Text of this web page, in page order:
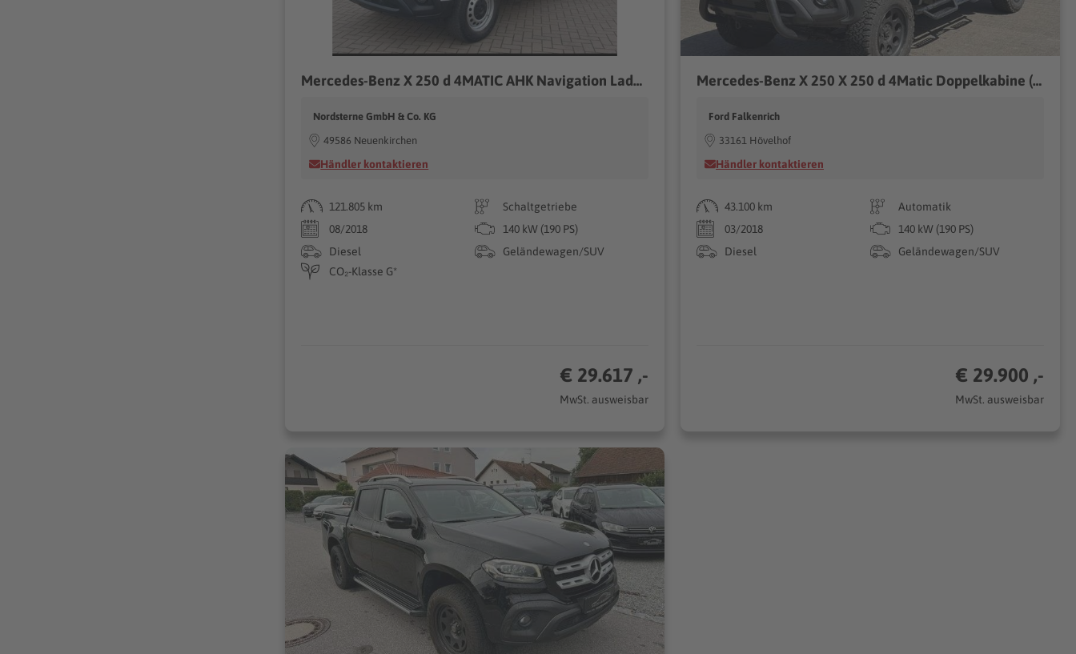
Mercedes-Benz X 250 d 4MATIC AHK Navigation Laderollo
Nordsterne GmbH & Co. KG
49586 Neuenkirchen
Händler kontaktieren
121.805 km
Schaltgetriebe
08/2018
140 kW (190 PS)
Diesel
Geländewagen/SUV
CO₂-Klasse G*
€ 29.617 ,-
MwSt. ausweisbar
Mercedes-Benz X 250 X 250 d 4Matic Doppelkabine (470.231)
Ford Falkenrich
33161 Hövelhof
Händler kontaktieren
43.100 km
Automatik
03/2018
140 kW (190 PS)
Diesel
Geländewagen/SUV
€ 29.900 ,-
MwSt. ausweisbar